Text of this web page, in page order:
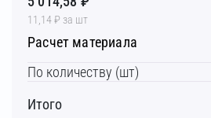
11,14 ₽ за шт
Расчет материала
По количеству (шт)
Итого